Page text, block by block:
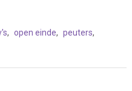
, open einde, peuters,